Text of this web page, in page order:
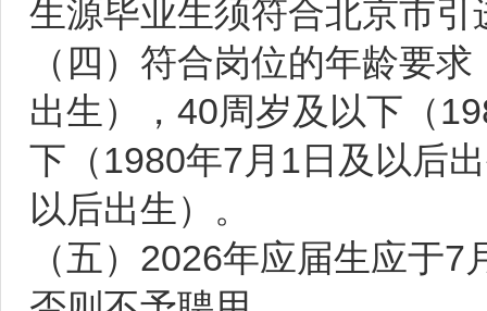
生源毕业生须符合北京市
（四）符合岗位的年龄要
出生），40周岁及以下（
下（1980年7月1日及以后
以后出生）。
（五）2026年应届生应于